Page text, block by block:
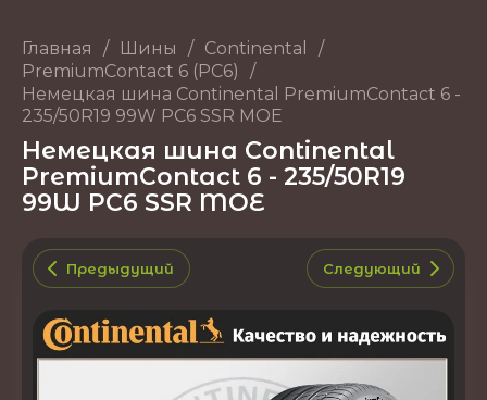
Главная / Шины / Continental
/
PremiumContact 6 (PC6)
/
Немецкая шина Continental PremiumContact 6 -
235/50R19 99W PC6 SSR MOE
Немецкая шина Continental
PremiumContact 6 - 235/50R19
99W PC6 SSR MOE
Предыдущий Следующий